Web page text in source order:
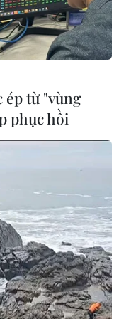
thu hoạch ổi lê.
đốc Sở Nông
Giang, cho
252 mã số
ép từ "vùng
phục hồi